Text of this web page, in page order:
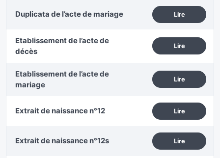
Duplicata de l’acte de mariage Lire
Etablissement de l’acte de
décès
Lire
Etablissement de l’acte de
mariage
Lire
Extrait de naissance n°12 Lire
Extrait de naissance n°12s Lire